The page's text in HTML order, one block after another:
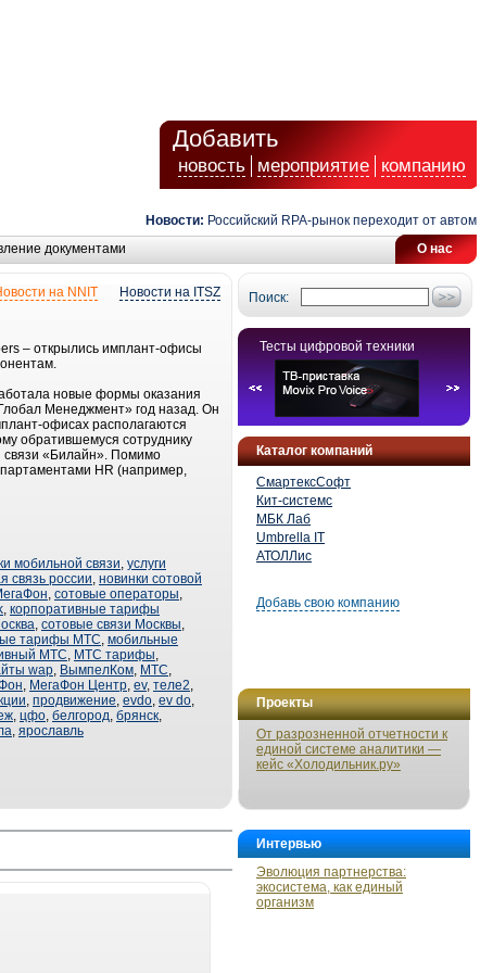
Добавить
новость мероприятие компанию
Новости: Российский RPA-рынок переходит от
О нас
документами
Поиск:
Тесты цифровой техники
Каталог компаний
СмартексСофт
Кит-системс
МБК Лаб
Umbrella IT
АТОЛЛис
Добавь свою компанию
Проекты
От разрозненной отчетности к
единой системе аналитики —
кейс «Холодильник.ру»
Интервью
Эволюция партнерства:
экосистема, как единый
организм
Новости на ITSZ
на NNIT
– открылись имплант-офисы
новые формы оказания
Менеджмент» год назад. Он
офисах располагаются
обратившемуся сотруднику
связи «Билайн». Помимо
HR (например,
мобильной связи, услуги
связь россии, новинки сотовой
, сотовые операторы,
, корпоративные тарифы
, сотовые связи Москвы,
тарифы МТС, мобильные
МТС, МТС тарифы,
wap, ВымпелКом, МТС,
, МегаФон Центр, ev, теле2,
, продвижение, evdo, ev do,
, цфо, белгород, брянск,
, ярославль